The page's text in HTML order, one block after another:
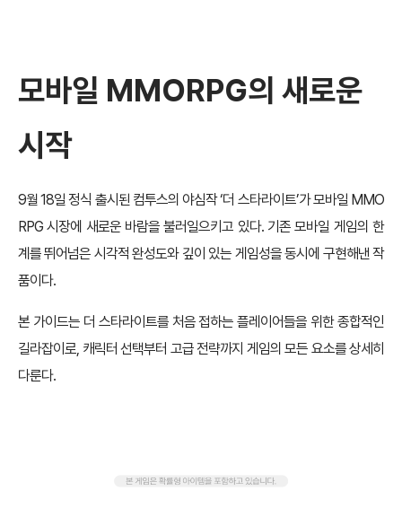
모바일 MMORPG의 새로운
시작
9월 18일 정식 출시된 컴투스의 야심작 ‘더 스타라이트’가 모바일 MMO
RPG 시장에 새로운 바람을 불러일으키고 있다. 기존 모바일 게임의 한
계를 뛰어넘은 시각적 완성도와 깊이 있는 게임성을 동시에 구현해낸 작
품이다.
본 가이드는 더 스타라이트를 처음 접하는 플레이어들을 위한 종합적인
길라잡이로, 캐릭터 선택부터 고급 전략까지 게임의 모든 요소를 상세히
다룬다.